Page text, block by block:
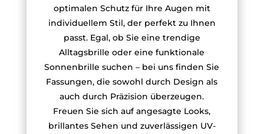
optimalen Schutz für Ihre Augen mit
individuellem Stil, der perfekt zu Ihnen
passt. Egal, ob Sie eine trendige
Alltagsbrille oder eine funktionale
Sonnenbrille suchen – bei uns finden Sie
Fassungen, die sowohl durch Design als
auch durch Präzision überzeugen.
Freuen Sie sich auf angesagte Looks,
brillantes Sehen und zuverlässigen UV-